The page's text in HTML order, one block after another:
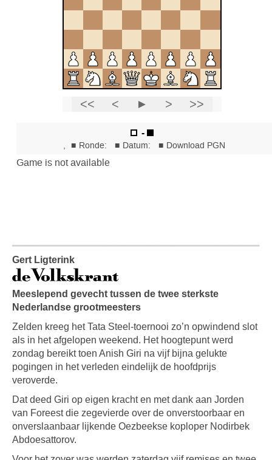
Gert Ligterink
Meeslepend gevecht tussen de twee sterkste
Nederlandse grootmeesters
Zelden kreeg het Tata Steel-toernooi zo’n opwindend slot
als in het afgelopen weekend. Het hoogtepunt werd
zondag bereikt toen Anish Giri na vijf bijna gelukte
pogingen in het verleden eindelijk de hoofdprijs
veroverde.
Dat deed Giri op eigen kracht en met dank aan Jorden
van Foreest die zegevierde over de onverstoorbaar en
onverslaanbaar lijkende Oezbeekse koploper Nodirbek
Abdoesattorov.